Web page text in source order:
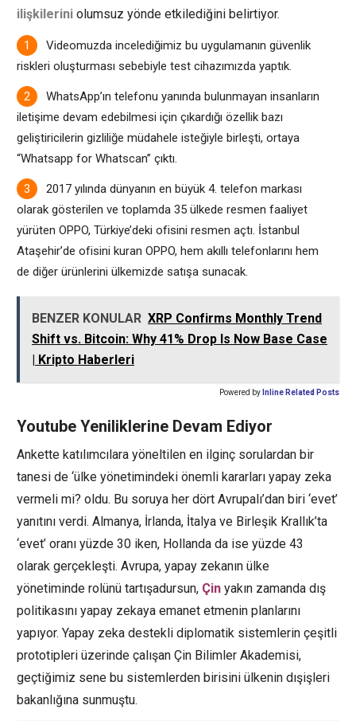
ilişkilerini olumsuz yönde etkilediğini belirtiyor.
Videomuzda incelediğimiz bu uygulamanın güvenlik
riskleri oluşturması sebebiyle test cihazımızda yaptık.
WhatsApp’ın telefonu yanında bulunmayan insanların
iletişime devam edebilmesi için çıkardığı özellik bazı
geliştiricilerin gizliliğe müdahele isteğiyle birleşti, ortaya
“Whatsapp for Whatscan” çıktı.
2017 yılında dünyanın en büyük 4. telefon markası
olarak gösterilen ve toplamda 35 ülkede resmen faaliyet
yürüten OPPO, Türkiye’deki ofisini resmen açtı. İstanbul
Ataşehir’de ofisini kuran OPPO, hem akıllı telefonlarını hem
de diğer ürünlerini ülkemizde satışa sunacak.
BENZER KONULAR XRP Confirms Monthly Trend
Shift vs. Bitcoin: Why 41% Drop Is Now Base Case
| Kripto Haberleri
Powered by Inline Related Posts
Youtube Yeniliklerine Devam Ediyor
Ankette katılımcılara yöneltilen en ilginç sorulardan bir
tanesi de ‘ülke yönetimindeki önemli kararları yapay zeka
vermeli mi? oldu. Bu soruya her dört Avrupalı’dan biri ‘evet’
yanıtını verdi. Almanya, İrlanda, İtalya ve Birleşik Krallık’ta
‘evet’ oranı yüzde 30 iken, Hollanda da ise yüzde 43
olarak gerçekleşti. Avrupa, yapay zekanın ülke
yönetiminde rolünü tartışadursun, Çin yakın zamanda dış
politikasını yapay zekaya emanet etmenin planlarını
yapıyor. Yapay zeka destekli diplomatik sistemlerin çeşitli
prototipleri üzerinde çalışan Çin Bilimler Akademisi,
geçtiğimiz sene bu sistemlerden birisini ülkenin dışişleri
bakanlığına sunmuştu.